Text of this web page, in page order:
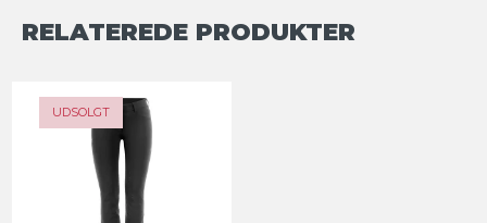
RELATEREDE PRODUKTER
-25%
UDSOLGT